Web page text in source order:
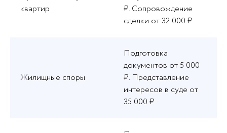
квартир
₽. Сопровождение
сделки от 32 000 ₽
Жилищные споры
Подготовка
документов от 5 000
₽. Представление
интересов в суде от
35 000 ₽